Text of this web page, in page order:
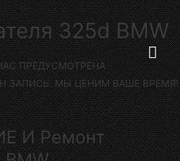
325d BMW
ПРЕДУСМОТРЕНА
ЗАПИСЬ. МЫ ЦЕНИМ ВАШЕ ВРЕМЯ!
И Ремонт